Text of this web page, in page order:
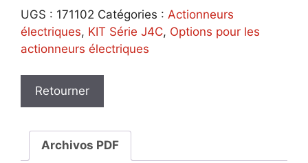
UGS : 171102 Catégories : Actionneurs
électriques, KIT Série J4C, Options pour les
actionneurs électriques
Archivos PDF